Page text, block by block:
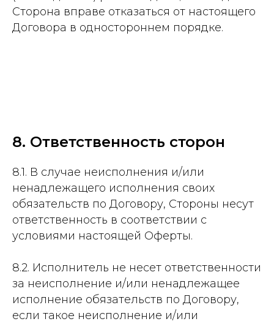
Сторона вправе отказаться от настоящего
Договора в одностороннем порядке.
8. Ответственность сторон
8.1. В случае неисполнения и/или
ненадлежащего исполнения своих
обязательств по Договору, Стороны несут
ответственность в соответствии с
условиями настоящей Оферты.
8.2. Исполнитель не несет ответственности
за неисполнение и/или ненадлежащее
исполнение обязательств по Договору,
если такое неисполнение и/или